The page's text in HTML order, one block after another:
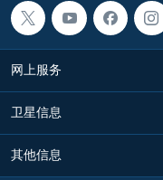
网上服务
卫星信息
其他信息